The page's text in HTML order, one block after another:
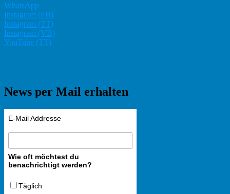
WhatsApp
Instagram (FB)
Instagram (TT)
Instagram (VB)
YouTube (TT)
News per Mail erhalten
E-Mail Addresse
Wie oft möchtest du
benachrichtigt werden?
Täglich